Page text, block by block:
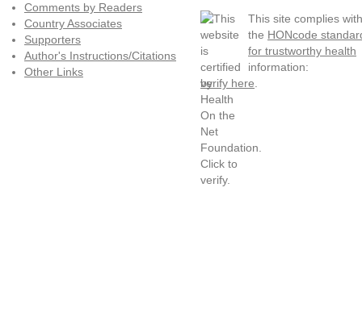
Comments by Readers
Country Associates
Supporters
Author's Instructions/Citations
Other Links
This site complies with
the HONcode
for trustworthy health
information:
verify here